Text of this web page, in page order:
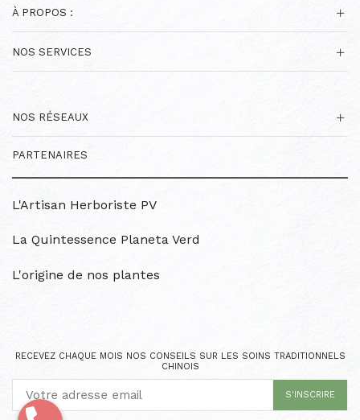
À PROPOS :
NOS SERVICES
NOS RÉSEAUX
PARTENAIRES
L'Artisan Herboriste PV
La Quintessence Planeta Verd
L'origine de nos plantes
RECEVEZ CHAQUE MOIS NOS CONSEILS SUR LES SOINS TRADITIONNELS
CHINOIS